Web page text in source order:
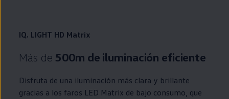
IQ. LIGHT HD Matrix
Más de 500m de iluminación eficiente
Disfruta de una iluminación más clara y brillante
gracias a los faros LED Matrix de bajo consumo, que